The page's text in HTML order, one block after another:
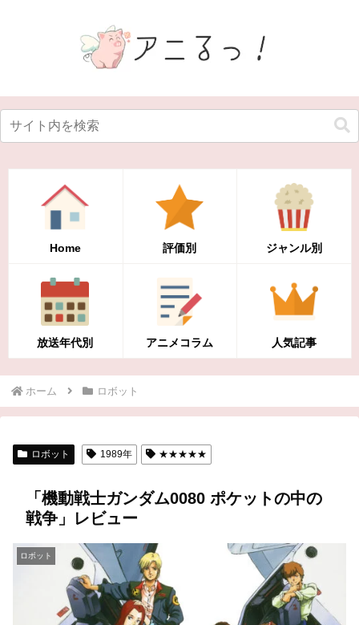
Home 評価別 ジャンル別
放送年代別 アニメコラム 人気記事
ホーム ロボット
ロボット 1989年 ★★★★★
「機動戦士ガンダム0080 ポケットの中の
戦争」レビュー
ロボット